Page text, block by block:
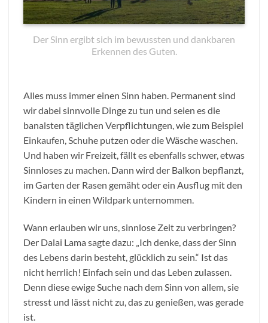
Der Sinn ergibt sich im bewussten und dankbaren
Erkennen des Guten.
Alles muss immer einen Sinn haben. Permanent sind
wir dabei sinnvolle Dinge zu tun und seien es die
banalsten täglichen Verpflichtungen, wie zum Beispiel
Einkaufen, Schuhe putzen oder die Wäsche waschen.
Und haben wir Freizeit, fällt es ebenfalls schwer, etwas
Sinnloses zu machen. Dann wird der Balkon bepflanzt,
im Garten der Rasen gemäht oder ein Ausflug mit den
Kindern in einen Wildpark unternommen.
Wann erlauben wir uns, sinnlose Zeit zu verbringen?
Der Dalai Lama sagte dazu: „Ich denke, dass der Sinn
des Lebens darin besteht, glücklich zu sein.“ Ist das
nicht herrlich! Einfach sein und das Leben zulassen.
Denn diese ewige Suche nach dem Sinn von allem, sie
stresst und lässt nicht zu, das zu genießen, was gerade
ist.